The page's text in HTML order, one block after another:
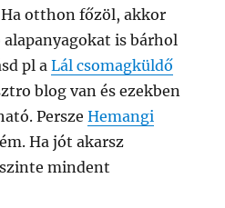
otthon főzöl, akkor
is bárhol
pl aLál csomagküldő
blog van és ezekben
PerszeHemangi
Ha jót akarsz
mindent